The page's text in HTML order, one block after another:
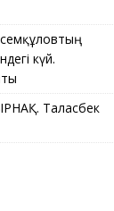
күй.
Таласбек